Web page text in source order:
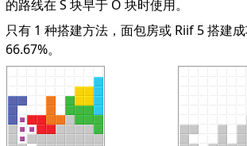
的路线在 S 块早于 O 块时使用。
只有 1 种搭建方法，面包房或 Riif 5 搭建
66.67%。